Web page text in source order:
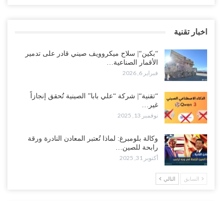
اخبار تقنية
“بكين“| سلاح ميكروويف صيني قادر على تدمير
الأقمار الصناعية…
فبراير 6, 2026
“تقنية“| شركة “علي بابا” الصينية تُحقق إنجازاً
غير…
نوفمبر 13, 2025
وكالة بلومبرغ: لماذا تُعتبر المعادن النادرة ورقة
رابحة للصين…
أكتوبر 31, 2025
السابق التالي